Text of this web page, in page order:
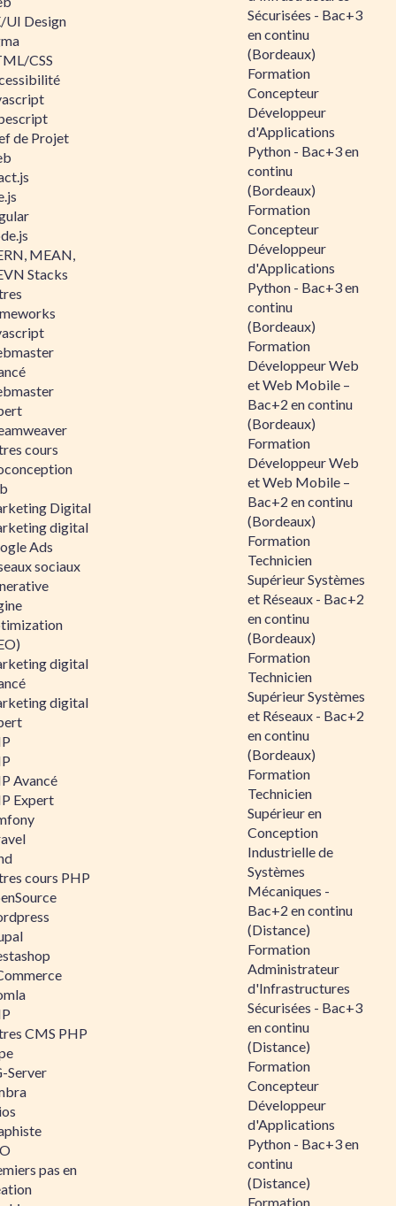
UI Design
CSS
de Projet
MEAN,
Stacks
cours
Digital
digital
Ads
sociaux
digital
digital
Avancé
Expert
cours PHP
CMS PHP
Server
pas en
Sécurisées - Bac+3
en continu
(Bordeaux)
Formation
Concepteur
Développeur
d'Applications
Python - Bac+3 en
continu
(Bordeaux)
Formation
Concepteur
Développeur
d'Applications
Python - Bac+3 en
continu
(Bordeaux)
Formation
Développeur Web
et Web Mobile –
Bac+2 en continu
(Bordeaux)
Formation
Développeur Web
et Web Mobile –
Bac+2 en continu
(Bordeaux)
Formation
Technicien
Supérieur Systèmes
et Réseaux - Bac+2
en continu
(Bordeaux)
Formation
Technicien
Supérieur Systèmes
et Réseaux - Bac+2
en continu
(Bordeaux)
Formation
Technicien
Supérieur en
Conception
Industrielle de
Systèmes
Mécaniques -
Bac+2 en continu
(Distance)
Formation
Administrateur
d'Infrastructures
Sécurisées - Bac+3
en continu
(Distance)
Formation
Concepteur
Développeur
d'Applications
Python - Bac+3 en
continu
(Distance)
Formation